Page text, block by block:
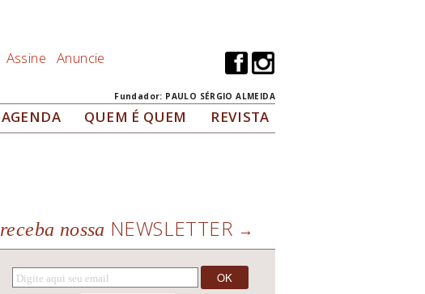
Assine Anuncie
Fundador: PAULO SÉRGIO ALMEIDA
AGENDA QUEM É QUEM REVISTA
receba nossa NEWSLETTER